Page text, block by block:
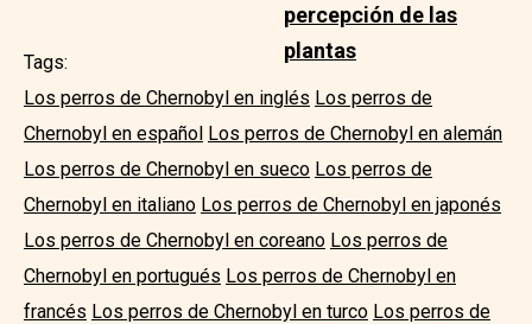
percepción de las
plantas
Tags:
Los perros de Chernobyl en inglés Los perros de
Chernobyl en español Los perros de Chernobyl en alemán
Los perros de Chernobyl en sueco Los perros de
Chernobyl en italiano Los perros de Chernobyl en japonés
Los perros de Chernobyl en coreano Los perros de
Chernobyl en portugués Los perros de Chernobyl en
francés Los perros de Chernobyl en turco Los perros de